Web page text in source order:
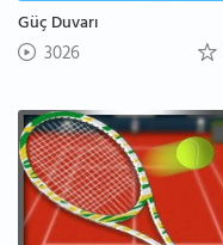
Güç Duvarı
3026